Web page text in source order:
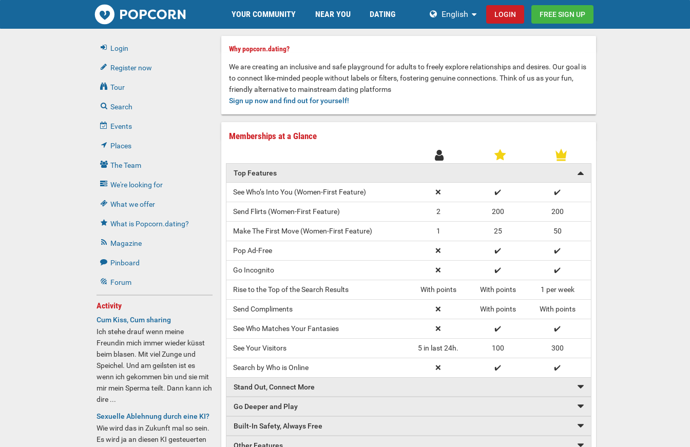
Popcorn.dating YOUR COMMUNITY NEAR YOU DATING English LOGIN FREE SIGN UP
Login
Register now
Tour
Search
Events
Places
The Team
We're looking for
What we offer
What is Popcorn.dating?
Magazine
Pinboard
Forum
Why popcorn.dating?
We are creating an inclusive and safe playground for adults to freely explore relationships and desires. Our goal is
to connect like-minded people without labels or filters, fostering genuine connections. Think of us as your fun,
friendly alternative to mainstream dating platforms
Sign up now and find out for yourself!
Memberships at a Glance
Top Features
See Who’s Into You (Women-First Feature) ❌ ✔️ ✔️
Send Flirts (Women-First Feature) 2 200 200
Make The First Move (Women-First Feature) 1 25 50
Pop Ad-Free ❌ ✔️ ✔️
Go Incognito ❌ ✔️ ✔️
Rise to the Top of the Search Results With points With points 1 per week
Send Compliments ❌ With points With points
See Who Matches Your Fantasies ❌ ✔️ ✔️
See Your Visitors 5 in last 24h. 100 300
Search by Who is Online ❌ ✔️ ✔️
Stand Out, Connect More
Go Deeper and Play
Built-In Safety, Always Free
Activity
Cum Kiss, Cum sharing
Ich stehe drauf wenn meine
Freundin mich immer wieder küsst
beim blasen. Mit viel Zunge und
Speichel. Und am geilsten ist es
wenn ich gekommen bin und sie mit
mir mein Sperma teilt. Dann kann ich
dire ...
Sexuelle Ablehnung durch eine KI?
Wie wird das in Zukunft mal so sein.
Es wird ja an diesen KI gesteuerten